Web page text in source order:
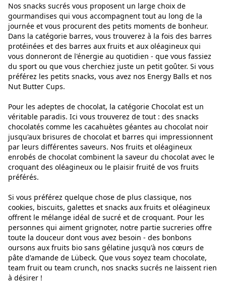
Nos snacks sucrés vous proposent un large choix de
gourmandises qui vous accompagnent tout au long de la
journée et vous procurent des petits moments de bonheur.
Dans la catégorie barres, vous trouverez à la fois des barres
protéinées et des barres aux fruits et aux oléagineux qui
vous donneront de l'énergie au quotidien - que vous fassiez
du sport ou que vous cherchiez juste un petit goûter. Si vous
préférez les petits snacks, vous avez nos Energy Balls et nos
Nut Butter Cups.
Pour les adeptes de chocolat, la catégorie Chocolat est un
véritable paradis. Ici vous trouverez de tout : des snacks
chocolatés comme les cacahuètes géantes au chocolat noir
jusqu'aux brisures de chocolat et barres qui impressionnent
par leurs différentes saveurs. Nos fruits et oléagineux
enrobés de chocolat combinent la saveur du chocolat avec le
croquant des oléagineux ou le plaisir fruité de vos fruits
préférés.
Si vous préférez quelque chose de plus classique, nos
cookies, biscuits, galettes et snacks aux fruits et oléagineux
offrent le mélange idéal de sucré et de croquant. Pour les
personnes qui aiment grignoter, notre partie sucreries offre
toute la douceur dont vous avez besoin - des bonbons
oursons aux fruits bio sans gélatine jusqu'à nos cœurs de
pâte d'amande de Lübeck. Que vous soyez team chocolate,
team fruit ou team crunch, nos snacks sucrés ne laissent rien
à désirer !